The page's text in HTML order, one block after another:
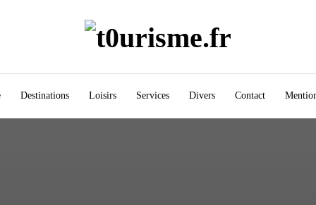
Destinations Loisirs Services Divers Contact